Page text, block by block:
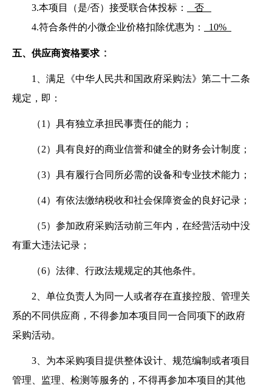
3.本项目（是/否）接受联合体投标：
否
4.符合条件的小微企业价格扣除优惠为：
10%
五、供应商资格要求 ：
1、满足《中华人民共和国政府采购法》第二十二条
规定，即：
（1）具有独立承担民事责任的能力；
（2）具有良好的商业信誉和健全的财务会计制度；
（3）具有履行合同所必需的设备和专业技术能力；
（4）有依法缴纳税收和社会保障资金的良好记录；
（5）参加政府采购活动前三年内，在经营活动中没
有重大违法记录；
（6）法律、行政法规规定的其他条件。
2、单位负责人为同一人或者存在直接控股、管理关
系的不同供应商，不得参加本项目同一合同项下的政府
采购活动。
3、为本采购项目提供整体设计、规范编制或者项目
管理、监理、检测等服务的，不得再参加本项目的其他